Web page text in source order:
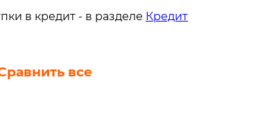
в кредит - в разделе Кредит
все